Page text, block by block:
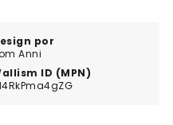
por
Anni
ID (MPN)